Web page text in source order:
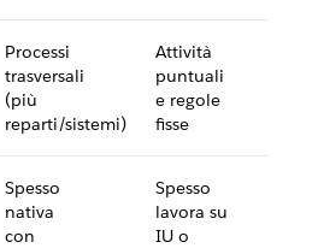
Processi
trasversali
(più
reparti/sistemi)
Attività
puntuali
e regole
fisse
Spesso
nativa
con
Spesso
lavora su
IU o